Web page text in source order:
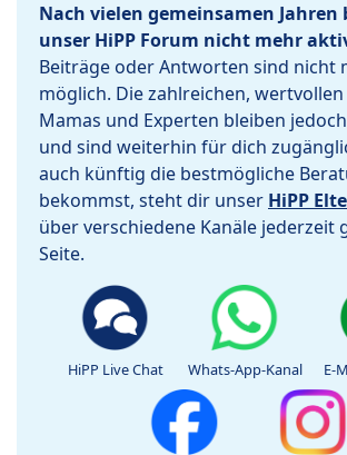
Nach vielen gemeinsamen
unser HiPP Forum nicht mehr
Beiträge oder Antworten sind nicht
möglich. Die zahlreichen,
Mamas und Experten bleiben
und sind weiterhin für dich
auch künftig die bestmögliche
bekommst, steht dir unser HiPP
über verschiedene Kanäle jederzeit
Seite.
HiPP Live Chat Whats-App-Kanal E-